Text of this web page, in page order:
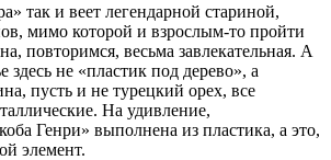
так и веет легендарной стариной,
мимо которой и взрослым-то пройти
повторимся, весьма завлекательная. А
здесь не «пластик под дерево», а
пусть и не турецкий орех, все
На удивление,
Генри» выполнена из пластика, а это,
элемент.